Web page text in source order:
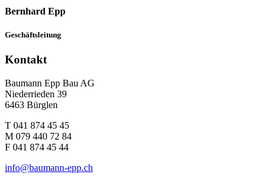
Bernhard Epp
Geschäftsleitung
Kontakt
Baumann Epp Bau AG
Niederrieden 39
6463 Bürglen
T 041 874 45 45
M 079 440 72 84
F 041 874 45 44
info@baumann-epp.ch